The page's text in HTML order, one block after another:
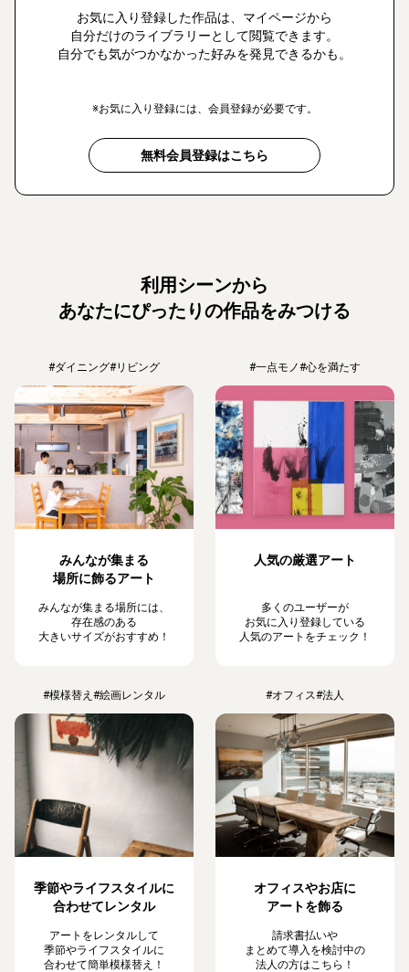
お気に入り登録した作品は、マイページから
自分だけのライブラリーとして閲覧できます。
自分でも気がつかなかった好みを発見できるかも。
※お気に入り登録には、会員登録が必要です。
無料会員登録はこちら
利用シーンから
あなたにぴったりの作品をみつける
#ダイニング#リビング
みんなが集まる
場所に飾るアート
みんなが集まる場所には、
存在感のある
大きいサイズがおすすめ！
#一点モノ#心を満たす
人気の厳選アート
多くのユーザーが
お気に入り登録している
人気のアートをチェック！
#模様替え #絵画レンタル
季節やライフスタイルに
合わせてレンタル
アートをレンタルして
季節やライフスタイルに
合わせて簡単模様替え！
#オフィス#法人
オフィスやお店に
アートを飾る
請求書払いや
まとめて導入を検討中の
法人の方はこちら！